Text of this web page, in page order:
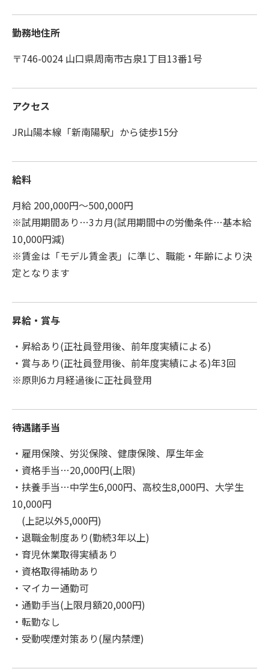
勤務地住所
〒746-0024 山口県周南市古泉1丁目13番1号
アクセス
JR山陽本線「新南陽駅」から徒歩15分
給料
月給 200,000円～500,000円
※試用期間あり…3カ月(試用期間中の労働条件…基本給
10,000円減)
※賃金は「モデル賃金表」に準じ、職能・年齢により決
定となります
昇給・賞与
・昇給あり(正社員登用後、前年度実績による)
・賞与あり(正社員登用後、前年度実績による)年3回
※原則6カ月経過後に正社員登用
待遇諸手当
・雇用保険、労災保険、健康保険、厚生年金
・資格手当…20,000円(上限)
・扶養手当…中学生6,000円、高校生8,000円、大学生
10,000円
(上記以外5,000円)
・退職金制度あり(勤続3年以上)
・育児休業取得実績あり
・資格取得補助あり
・マイカー通勤可
・通勤手当(上限月額20,000円)
・転勤なし
・受動喫煙対策あり(屋内禁煙)